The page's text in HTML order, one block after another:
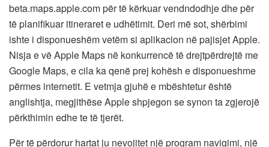
beta.maps.apple.com për të kërkuar vendndodhje dhe për
të planifikuar itineraret e udhëtimit. Deri më sot, shërbimi
ishte i disponueshëm vetëm si aplikacion në pajisjet Apple.
Nisja e vë Apple Maps në konkurrencë të drejtpërdrejtë me
Google Maps, e cila ka qenë prej kohësh e disponueshme
përmes internetit. E vetmja gjuhë e mbështetur është
anglishtja, megjithëse Apple shpjegon se synon ta zgjerojë
përkthimin edhe te të tjerët.
Për të përdorur hartat ju nevojitet një program navigimi, një